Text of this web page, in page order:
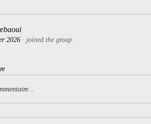
2026 · joined the group.